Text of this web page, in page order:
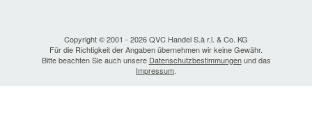
Copyright © 2001 - 2026 QVC Handel S.à r.l. & Co. KG
Für die Richtigkeit der Angaben übernehmen wir keine Gewähr.
Bitte beachten Sie auch unsere Datenschutzbestimmungenund das
Impressum.